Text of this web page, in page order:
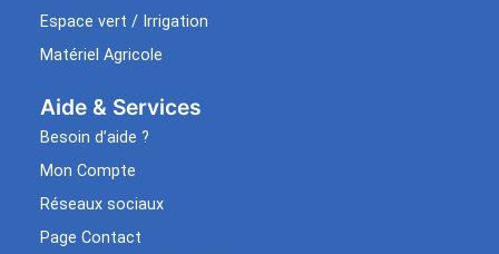
Espace vert / Irrigation
Matériel Agricole
Aide & Services​
Besoin d’aide ?
Mon Compte
Réseaux sociaux
Page Contact